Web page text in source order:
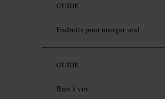
GUIDE
Endroits pour manger seul
GUIDE
Bars à vin